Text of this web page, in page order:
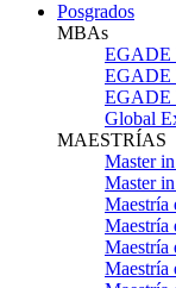
Posgrados
MBAs
EGADE
EGADE
EGADE
Global
MAESTRÍAS
Master
Master
Maestría
Maestría
Maestría
Maestría